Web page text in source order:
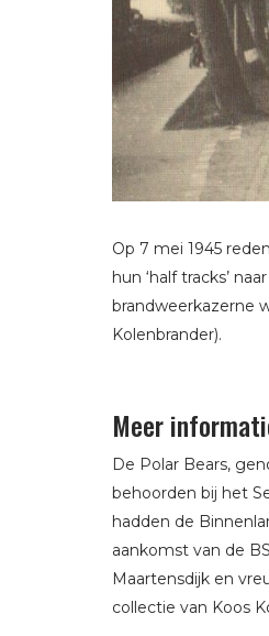
Op 7 mei 1945
hun ‘half tracks’
brandweerkazerne
Kolenbrander).
Meer
De Polar Bears,
behoorden bij het
hadden de
aankomst van de
Maartensdijk en
collectie van Koos